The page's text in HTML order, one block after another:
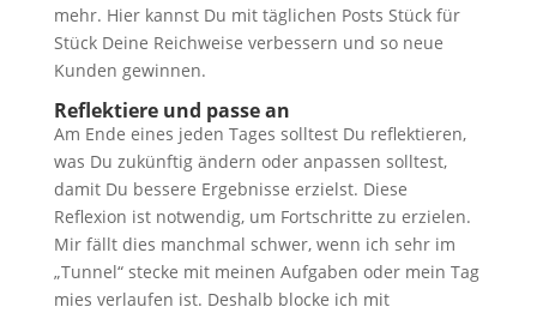
mehr. Hier kannst Du mit täglichen Posts Stück für
Stück Deine Reichweise verbessern und so neue
Kunden gewinnen.
Reflektiere und passe an
Am Ende eines jeden Tages solltest Du reflektieren,
was Du zukünftig ändern oder anpassen solltest,
damit Du bessere Ergebnisse erzielst. Diese
Reflexion ist notwendig, um Fortschritte zu erzielen.
Mir fällt dies manchmal schwer, wenn ich sehr im
„Tunnel“ stecke mit meinen Aufgaben oder mein Tag
mies verlaufen ist. Deshalb blocke ich mit